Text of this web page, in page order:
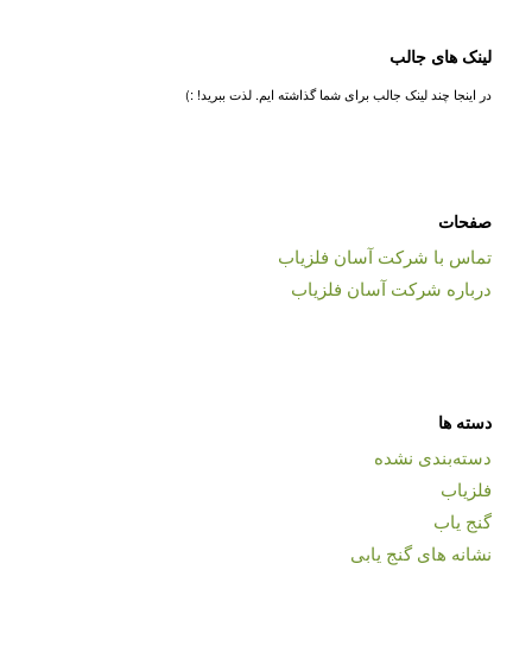
لینک های جالب
در اینجا چند لینک جالب برای شما گذاشته ایم. لذت ببرید! :)
صفحات
تماس با شرکت آسان فلزیاب
درباره شرکت آسان فلزیاب
دسته ها
دسته‌بندی نشده
فلزیاب
گنج یاب
نشانه های گنج یابی